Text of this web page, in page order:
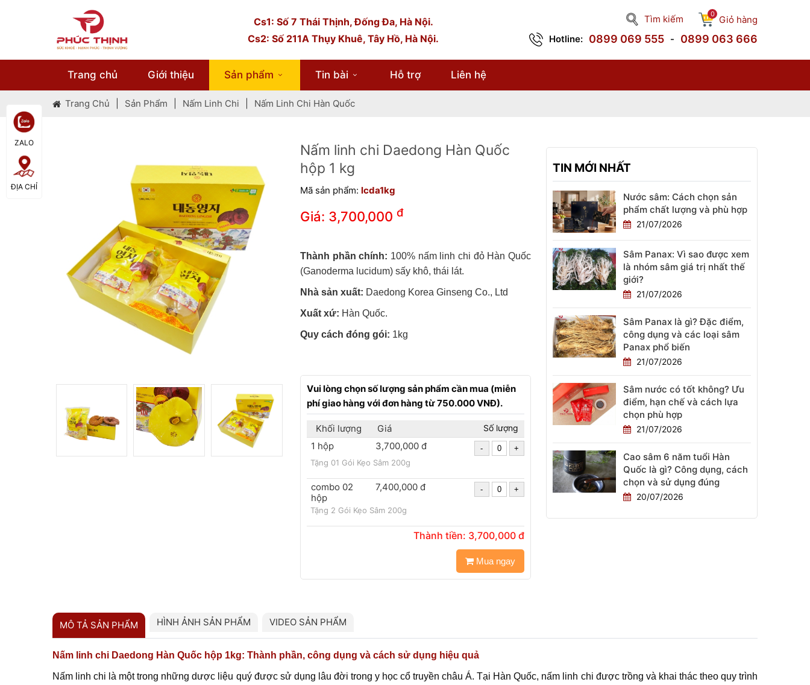
Cs1: Số 7 Thái Thịnh, Đống Đa, Hà Nội.
Cs2: Số 211A Thụy Khuê, Tây Hồ, Hà Nội.
Giỏ hàng
0
Tìm kiếm
Hotline: 0899 069 555 - 0899 063 666
Trang chủ Giới thiệu Sản phẩm Tin bài Hỗ trợ Liên hệ
Trang Chủ Sản Phẩm Nấm Linh Chi Nấm Linh Chi Hàn Quốc
Nấm linh chi Daedong Hàn Quốc
hộp 1 kg
Mã sản phẩm:lcda1kg
Giá: 3,700,000 đ
Thành phần chính: 100% nấm linh chi đỏ Hàn Quốc
(Ganoderma lucidum) sấy khô, thái lát.
Nhà sản xuất: Daedong Korea Ginseng Co., Ltd
Xuất xứ: Hàn Quốc.
Quy cách đóng gói: 1kg
Thành phần chính:100% nấm linh chi đỏ Hàn Quốc (Ganoderma
lucidum) sấy khô, thái lát.
Vui lòng chọn số lượng sản phẩm cần mua (miễn
phí giao hàng với đơn hàng từ 750.000 VNĐ).
Khối lượng Giá Số lượng
1 hộp 3,700,000 đ
Tặng 01 Gói Kẹo Sâm 200g
combo 02
hộp
7,400,000 đ
Tặng 2 Gói Kẹo Sâm 200g
Thành tiền: 3,700,000đ
Mua ngay
TIN MỚI NHẤT
Nước sâm: Cách chọn sản
phẩm chất lượng và phù hợp
21/07/2026
Sâm Panax: Vì sao được xem
là nhóm sâm giá trị nhất thế
giới?
21/07/2026
Sâm Panax là gì? Đặc điểm,
công dụng và các loại sâm
Panax phổ biến
21/07/2026
Sâm nước có tốt không? Ưu
điểm, hạn chế và cách lựa
chọn phù hợp
21/07/2026
Cao sâm 6 năm tuổi Hàn
Quốc là gì? Công dụng, cách
chọn và sử dụng đúng
20/07/2026
MÔ TẢ SẢN PHẨM HÌNH ẢNH SẢN PHẨM VIDEO SẢN PHẨM
Nấm linh chi Daedong Hàn Quốc hộp 1kg: Thành phần, công dụng và cách sử dụng hiệu quả
Nấm linh chi là một trong những dược liệu quý được sử dụng lâu đời trong y học cổ truyền châu Á. Tại Hàn Quốc, nấm linh chi được trồng và khai thác theo quy trình
ZALO
ĐỊA CHỈ